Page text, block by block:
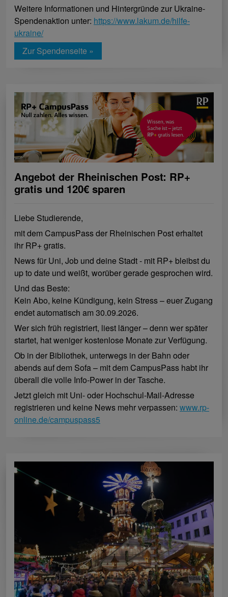
Weitere Informationen und Hintergründe zur Ukraine-
Spendenaktion unter: https://www.lakum.de/hilfe-
ukraine/
Zur Spendenseite »
Angebot der Rheinischen Post: RP+
gratis und 120€ sparen
Liebe Studierende,
mit dem CampusPass der Rheinischen Post erhaltet
ihr RP+ gratis.
News für Uni, Job und deine Stadt - mit RP+ bleibst du
up to date und weißt, worüber gerade gesprochen wird.
Und das Beste:
Kein Abo, keine Kündigung, kein Stress – euer Zugang
endet automatisch am 30.09.2026.
Wer sich früh registriert, liest länger – denn wer später
startet, hat weniger kostenlose Monate zur Verfügung.
Ob in der Bibliothek, unterwegs in der Bahn oder
abends auf dem Sofa – mit dem CampusPass habt ihr
überall die volle Info-Power in der Tasche.
Jetzt gleich mit Uni- oder Hochschul-Mail-Adresse
registrieren und keine News mehr verpassen: www.rp-
online.de/campuspass5